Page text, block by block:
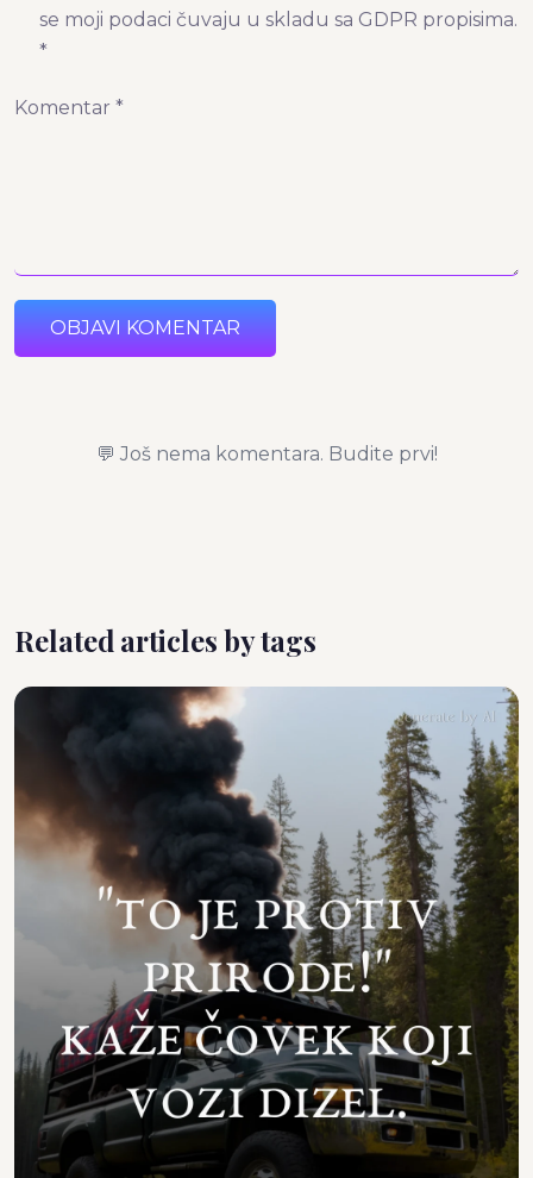
se moji podaci čuvaju u skladu sa GDPR propisima.
*
Komentar *
OBJAVI KOMENTAR
💬 Još nema komentara. Budite prvi!
Related articles by tags